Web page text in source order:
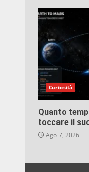
Curiosità
Quanto
toccare il
Ago 7, 2026